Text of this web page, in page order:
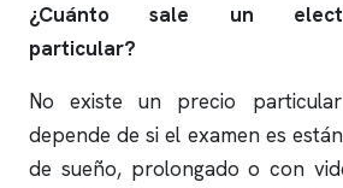
¿Cuánto sale un
particular?
No existe un precio
depende de si el examen es
de sueño, prolongado o con